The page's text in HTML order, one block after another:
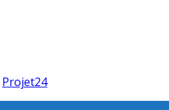
Projet24